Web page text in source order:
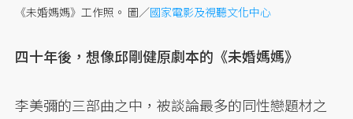
《未婚媽媽》工作照。 圖／國家電影及視聽文化中心
四十年後，想像邱剛健原劇本的《未婚媽媽》
李美彌的三部曲之中，被談論最多的同性戀題材之